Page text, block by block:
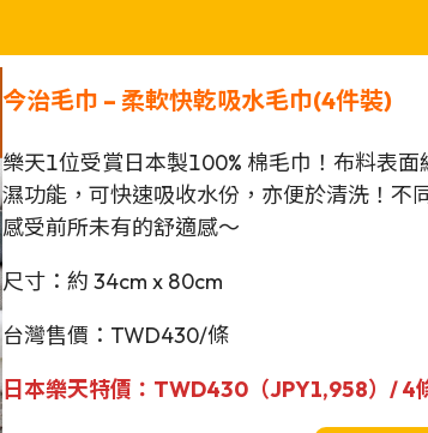
今治毛巾 – 柔軟快乾吸水毛巾(4件裝)
樂天1位受賞日本製100% 棉毛巾！布料表
濕功能，可快速吸收水份，亦便於清洗！不
感受前所未有的舒適感～
尺寸：約 34cm x 80cm
台灣售價：TWD430/條
日本樂天特價： TWD430（JPY1,958）/ 4